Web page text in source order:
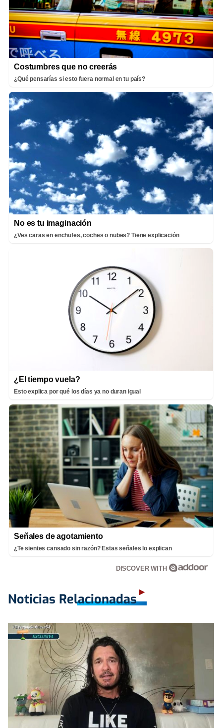
Costumbres que no creerás
¿Qué pensarías si esto fuera normal en tu país?
No es tu imaginación
¿Ves caras en enchufes, coches o nubes? Tiene explicación
¿El tiempo vuela?
Esto explica por qué los días ya no duran igual
Señales de agotamiento
¿Te sientes cansado sin razón? Estas señales lo explican
DISCOVER WITH
Noticias Relacionadas